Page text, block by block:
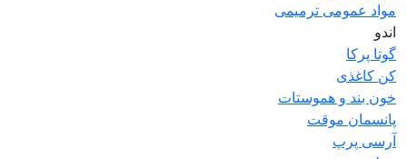
مواد عمومی ترمیمی
اندو
گوتا پرکا
کن کاغذی
خون بند و هموستات
پانسمان موقت
آرسی پرپ